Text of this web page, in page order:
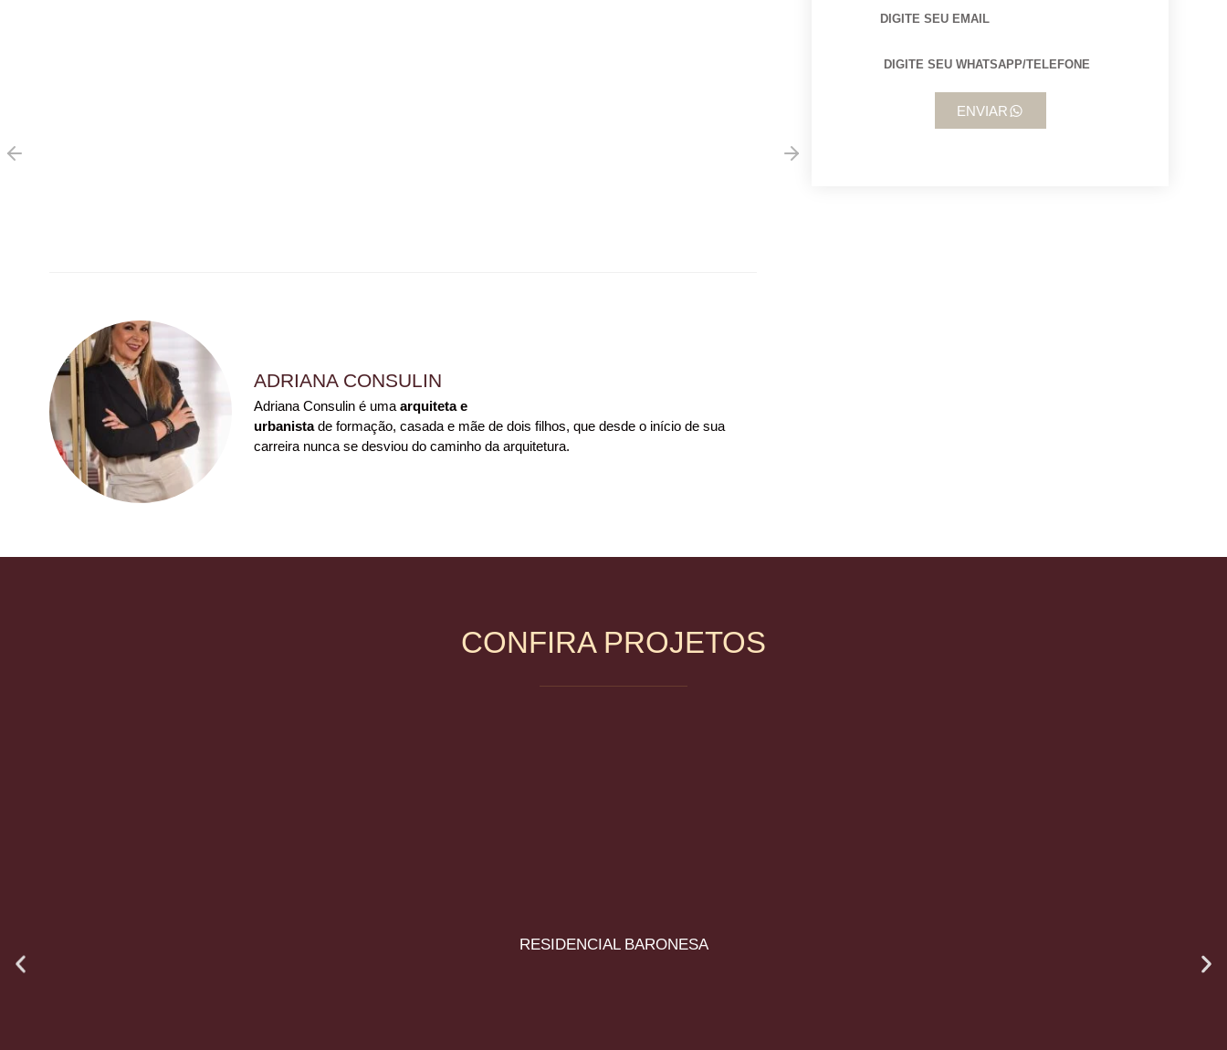
ADRIANA CONSULIN
Adriana Consulin é umaarquiteta e
urbanistade formação, casada e mãe de dois filhos, que desde o início de sua
carreira nunca se desviou do caminho da arquitetura.
ENVIAR
CONFIRA PROJETOS
RESIDENCIAL BARONESA